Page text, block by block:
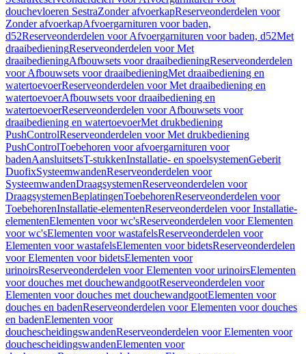
douchevloeren SestraZonder afvoerkapReserveonderdelen voor
Zonder afvoerkapAfvoergarnituren voor baden,
d52Reserveonderdelen voor Afvoergarnituren voor baden, d52Met
draaibedieningReserveonderdelen voor Met
draaibedieningAfbouwsets voor draaibedieningReserveonderdelen
voor Afbouwsets voor draaibedieningMet draaibediening en
watertoevoerReserveonderdelen voor Met draaibediening en
watertoevoerAfbouwsets voor draaibediening en
watertoevoerReserveonderdelen voor Afbouwsets voor
draaibediening en watertoevoerMet drukbediening
PushControlReserveonderdelen voor Met drukbediening
PushControlToebehoren voor afvoergarnituren voor
badenAansluitsetsT-stukkenInstallatie- en spoelsystemenGeberit
DuofixSysteemwandenReserveonderdelen voor
SysteemwandenDraagsystemenReserveonderdelen voor
DraagsystemenBeplatingenToebehorenReserveonderdelen voor
ToebehorenInstallatie-elementenReserveonderdelen voor Installatie-
elementenElementen voor wc'sReserveonderdelen voor Elementen
voor wc'sElementen voor wastafelsReserveonderdelen voor
Elementen voor wastafelsElementen voor bidetsReserveonderdelen
voor Elementen voor bidetsElementen voor
urinoirsReserveonderdelen voor Elementen voor urinoirsElementen
voor douches met douchewandgootReserveonderdelen voor
Elementen voor douches met douchewandgootElementen voor
douches en badenReserveonderdelen voor Elementen voor douches
en badenElementen voor
douchescheidingswandenReserveonderdelen voor Elementen voor
douchescheidingswandenElementen voor